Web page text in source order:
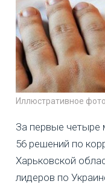
Иллюстративное фото
За первые четыре
56 решений по
Харьковской
лидеров по